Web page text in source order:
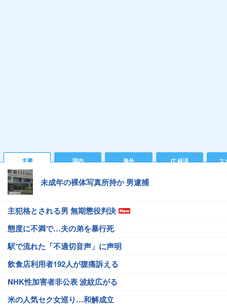
主要 国内 海外 IT 経済 ス
未成年の裸体写真所持か 男逮捕
主犯格とされる男 無期懲役判決
態度に不満で…夫の弟を暴行死
駅で流れた「不適切音声」に声明
飲食店利用者192人が腹痛訴える
NHK性加害者非公表 波紋広がる
米の人気セク女巡り…和解成立